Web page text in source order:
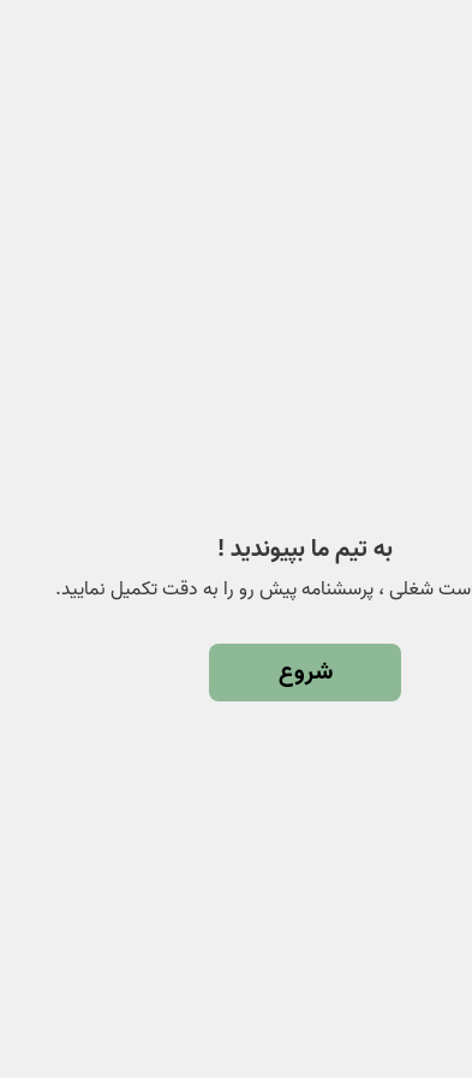
به تیم ما بپیوندید !
شغلی ، پرسشنامه پیش رو را به دقت تکمیل نمایید.
شروع